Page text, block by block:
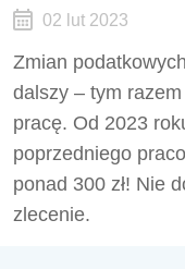
02 lut 2023
Zmian
dalszy – tym
pracę. Od 2023
poprzedniego
ponad 300 zł! Nie
zlecenie.